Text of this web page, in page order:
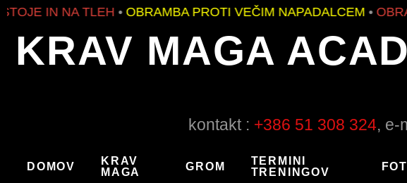
IN NA TLEH•OBRAMBA PROTI VEČIM NAPADALCEM•
KRAV MAGA
kontakt : +386 51 308 324, e-
DOMOV
KRAV
MAGA
GROM
TERMINI
TRENINGOV